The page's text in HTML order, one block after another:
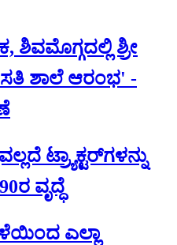
ಶ್ರೀ
ಶಾಲೆ ಆರಂಭ' -
ಟ್ರ್ಯಾಕ್ಟರ್​ಗಳನ್ನು
ವೃದ್ಧೆ
ಎಲ್ಲಾ